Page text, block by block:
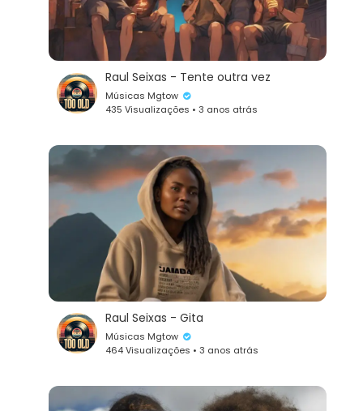
Raul Seixas - Tente outra vez
Músicas Mgtow
435 Visualizações • 3 anos atrás
Raul Seixas - Gita
Músicas Mgtow
464 Visualizações • 3 anos atrás